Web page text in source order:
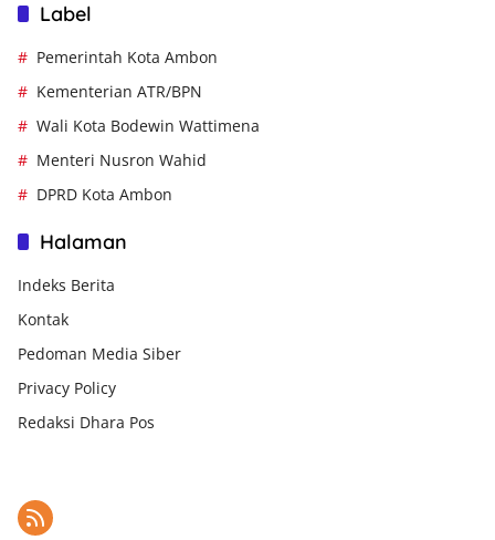
Label
Pemerintah Kota Ambon
Kementerian ATR/BPN
Wali Kota Bodewin Wattimena
Menteri Nusron Wahid
DPRD Kota Ambon
Halaman
Indeks Berita
Kontak
Pedoman Media Siber
Privacy Policy
Redaksi Dhara Pos